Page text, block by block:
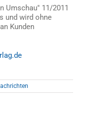
Umschau" 11/2011
und wird ohne
Kunden